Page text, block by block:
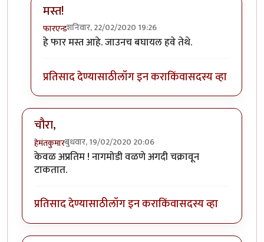
मस्त!
फारएन्डशनिवार, 22/02/2020 19:26
In reply toया बद्दल काय म्हणाल ....?by
हे फार मस्त आहे. जाउनच बघायल हवे तेथे.
प्रतिसाद देण्यासाठीलॉग इन कराकिंवासदस्य व्हा
चौरा,
हेमंतकुमारबुधवार, 19/02/2020 20:06
केवळ अप्रतिम ! नागमोडी वळणे अगदी चक्रावून
टाकतात.
प्रतिसाद देण्यासाठीलॉग इन कराकिंवासदस्य व्हा